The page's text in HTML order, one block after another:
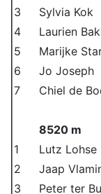
3
Sylvia Kok
4
Laurien
5
Marijke
6
Jo Joseph
7
Chiel de
8520 m
1
Lutz Lohse
2
Jaap
3
Peter ter